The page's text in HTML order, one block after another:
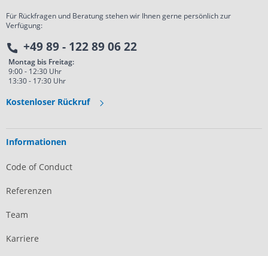
Für Rückfragen und Beratung stehen wir Ihnen gerne persönlich zur
Verfügung:
+49 89 - 122 89 06 22
Montag bis Freitag:
9:00 - 12:30 Uhr
13:30 - 17:30 Uhr
Kostenloser Rückruf
Informationen
Code of Conduct
Referenzen
Team
Karriere